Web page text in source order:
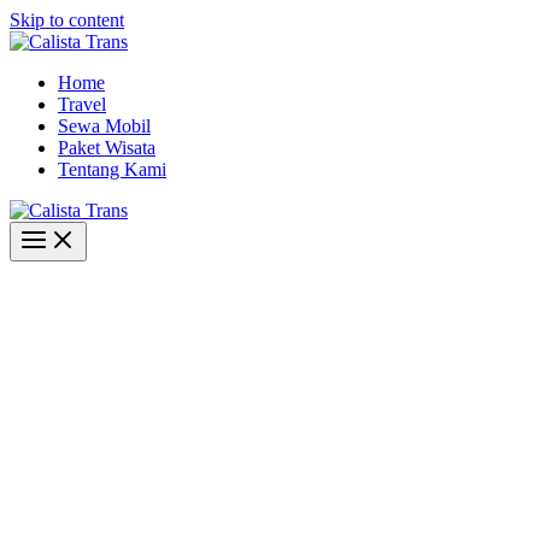
Skip to content
Home
Travel
Sewa Mobil
Paket Wisata
Tentang Kami